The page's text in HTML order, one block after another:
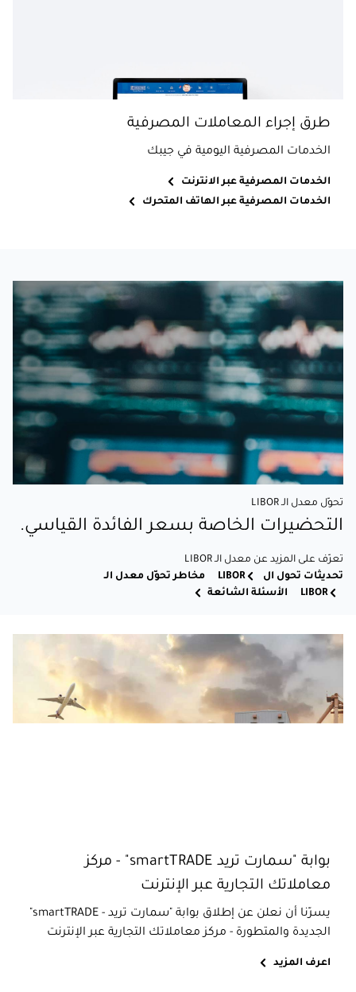
طرق إجراء المعاملات المصرفية
الخدمات المصرفية اليومية في جيبك
الخدمات المصرفية عبر الانترنت
الخدمات المصرفية عبر الهاتف المتحرك
تحوّل معدل الـ LIBOR
التحضيرات الخاصة بسعر الفائدة القياسي.
تعرّف على المزيد عن معدل الـ LIBOR
تحديثات تحول ال LIBOR
مخاطر تحوّل معدل الـ
LIBOR
الأسئلة الشائعة
بوابة "سمارت تريد smartTRADE" - مركز
معاملاتك التجارية عبر الإنترنت
الجديدة والمتطورة - مركز معاملاتك التجارية عبر الإنترنت
اعرف المزيد